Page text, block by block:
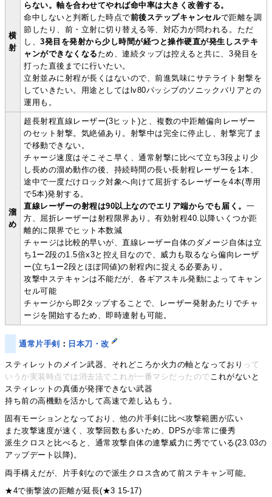
横
射
らない。軸を合わせてやれば命中率は大きく改善する。
命中しないと判断した時点で前後ステップキャンセルで距離を調
節したり、前・立射に切り替える等、対応力が問われる。ただ
し、3発目を発射から少し時間が経つと操作硬直が発生しステキ
ャンができなくなる ため、連続タップは控えると共に、3発目を
打った直後までに行いたい。
立射並みに射程が長くはないので、前進気味にサテライト射撃を
していきたい。用途としてはlv80パッシブのソニックバリアとの
運用も。
溜
め
超長射程直線レーザー(3ヒット)と、複数の中距離偏向レーザー
のセット射撃。気絶値あり。射撃中は完全に停止し、射撃完了ま
で移動できない。
チャージ速度はそこそこ早く、通常射撃に比べて立ち3段より少
し長めの溜め動作の後、持続時間の長い長射程レーザーを1本、
途中で一度だけロック対象へ向けて屈折するレーザーを4本(専用
で5本)発射する。
直線レーザーの射程は90以上なのでエリア端からでも届く。 一
方、屈折レーザーは射程限界あり。有効射程40.以降いくつか距
離的に限界でヒット本数減
チャージは比較的早いが、直線レーザー自体のダメージ自体は立
ち1ー2段の1.5倍x3と控え目なので、威力も取るなら偏向レーザ
ー(立ち1ー2段とほぼ同値)の射程内に捉える必要あり。
攻撃中ステキャンは不能だが、各ギアスキル発動によってキャン
セル可能
チャージから即2タップすることで、レーザー発射あたりでチャ
ージを開始するため、即時連射も可能。
通常片手剣 ： 日本刀・改
スティレットのメイン武器、それどころか火力の軸となっており って
いうか実装時点では消去法でこれが一番マシだったのでこれがないと
スティレットの真価が発揮できない武器
持ち前の高機動を活かして高速で差し込もう。
固有モーションとなっており、他の片手剣に比べ攻撃範囲が広い
また攻撃速度が速く、攻撃回数も多いため、DPSが非常に優秀
派生クロスと比べると、通常攻撃自体の連撃威力に秀でている(23.03の
アップデート以降)。
両手構えだが、片手剣なので派生クロス含めて前ステキャン可能。
★4で衝撃波の距離が延長(★3 15-17)